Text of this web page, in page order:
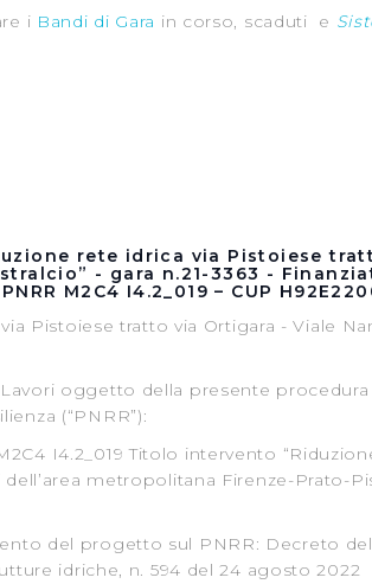
i Bandi di Gara in corso, scaduti e
rete idrica via Pistoiese
- gara n.21-3363 -
M2C4 I4.2_019 – CUP
Pistoiese tratto via Ortigara - Viale
oggetto della presente
(“PNRR”):
I4.2_019 Titolo intervento
metropolitana Firenze-Prato-
del progetto sul PNRR: Decreto
idriche, n. 594 del 24 agosto 2022